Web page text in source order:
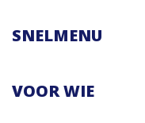
SNELMENU
VOOR WIE